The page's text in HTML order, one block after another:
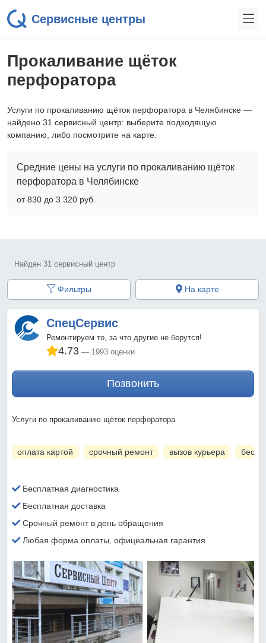
Сервисные центры
Прокаливание щёток
перфоратора
Услуги по прокаливанию щёток перфоратора в Челябинске —
найдено 31 сервисный центр: выберите подходящую
компанию, либо посмотрите на карте.
Средние цены на услуги по прокаливанию щёток
перфоратора в Челябинске
от 830 до 3 320 pyб.
Найден 31 сервисный центр
Фильтры На карте
СпецСервис
Ремонтируем то, за что другие не берутся!
4.73 1993 оценки
Позвонить
Услуги по прокаливанию щёток перфоратора
оплата картой срочный ремонт вызов курьера
Бесплатная диагностика
Бесплатная доставка
Срочный ремонт в день обращения
Любая форма оплаты, официальная гарантия